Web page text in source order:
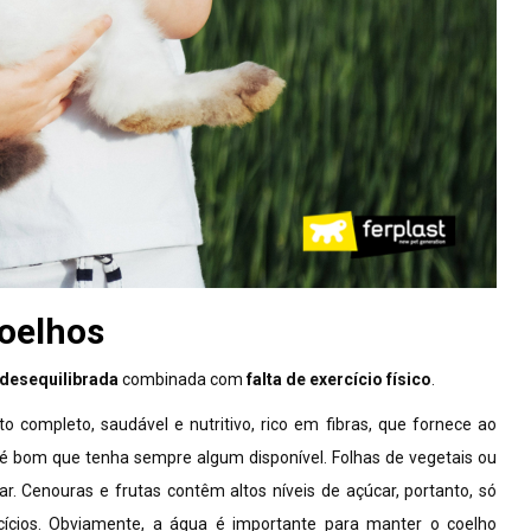
combinada comfalta de exercício físico
completo, saudável e nutritivo, rico em fibras, que fornece ao
bom que tenha sempre algum disponível. Folhas de vegetais ou
Cenouras e frutas contêm altos níveis de açúcar, portanto, só
Obviamente, a água é importante para manter o coelho